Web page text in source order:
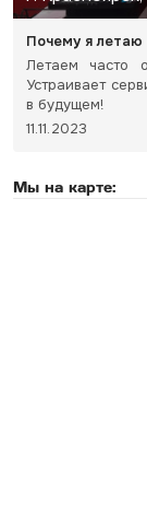
Почему я летаю
Летаем часто
Устраивает
в будущем!
11.11.2023
Мы на карте: